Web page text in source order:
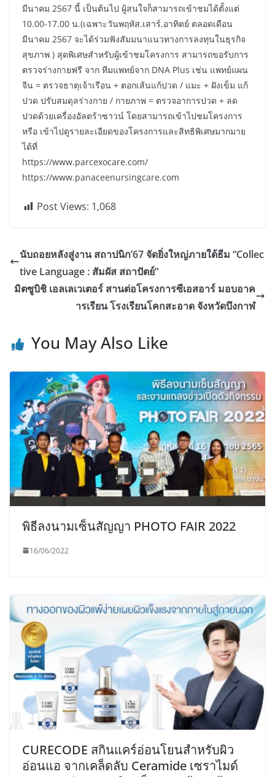
มีนาคม 2567 นี้ เป็นต้นไป ผู้สนใจก็สามารถเข้าชมได้ตั้งแต่
10.00-17.00 น.(เฉพาะวันพฤหัส.เสาร์.อาทิตย์ ตลอดเดือน
มีนาคม 2567 จะได้ร่วมฟังสัมมนาแนวทางการลงทุนในธุรกิจ
สุขภาพ ) สุดพิเศษสำหรับผู้เข้าชมโครงการ สามารถขอรับการ
ตรวจร่างกายฟรี จาก ทีมแพทย์จาก DNA Plus เช่น แพทย์แผน
จีน = ตรวจธาตุเจ้าเรือน + ตอกเส้นแก้ปวด / แมะ + ฝังเข็ม แก้
ปวด ปรับสมดุลร่างกาย / กายภาพ = ตรวจอาการปวด + ลด
ปวดด้วยเครื่องอัลตร้าซาวน์ โดยสามารถเข้าไปชมโครงการ
หรือ เข้าไปดูรายละเอียดของโครงการและสิทธิพิเศษมากมาย
ได้ที่
https://www.parcexocare.com/
https://www.panaceenursingcare.com
Post Views: 1,068
นับถอยหลังสู่งาน สถาปนิก’67 จัดยิ่งใหญ่ภายใต้ธีม “Collec
tive Language : สัมผัส สถาปัตย์”
มิตซูบิชิ เอลเลเวเตอร์ สานต่อโครงการซีเอสอาร์ มอบอาค
ารเรียน โรงเรียนโคกสะอาด จังหวัดบึงกาฬ
You May Also Like
พิธีลงนามเซ็นสัญญา PHOTO FAIR 2022
16/06/2022
CURECODE สกินแคร์อ่อนโยนสำหรับผิว
อ่อนแอ จากเคล็ดลับ Ceramide เซราไมด์